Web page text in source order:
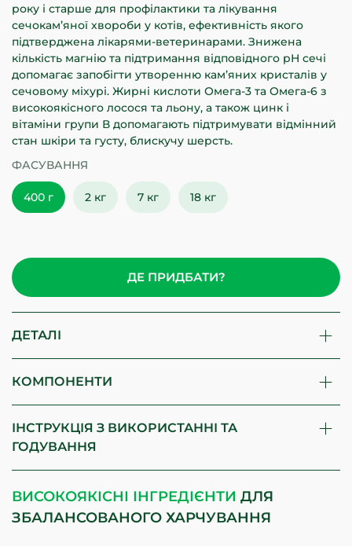
року і старше для профілактики та лікування
сечокам’яної хвороби у котів, ефективність якого
підтверджена лікарями-ветеринарами. Знижена
кількість магнію та підтримання відповідного рН сечі
допомагає запобігти утворенню кам’яних кристалів у
сечовому міхурі. Жирні кислоти Омега-3 та Омега-6 з
високоякісного лосося та льону, а також цинк і
вітаміни групи В допомагають підтримувати відмінний
стан шкіри та густу, блискучу шерсть.
ФАСУВАННЯ
400 г 2 кг 7 кг 18 кг
ДЕ ПРИДБАТИ?
ДЕТАЛІ
КОМПОНЕНТИ
ІНСТРУКЦІЯ З ВИКОРИСТАННІ ТА
ГОДУВАННЯ
ВИСОКОЯКІСНІ ІНГРЕДІЄНТИ ДЛЯ
ЗБАЛАНСОВАНОГО ХАРЧУВАННЯ